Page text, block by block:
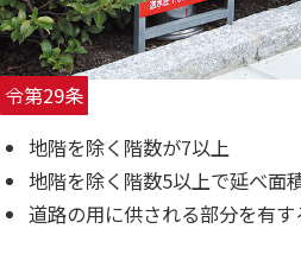
令第29条
地階を除く階数が7以上
地階を除く階数5以上で延べ面
道路の用に供される部分を有す